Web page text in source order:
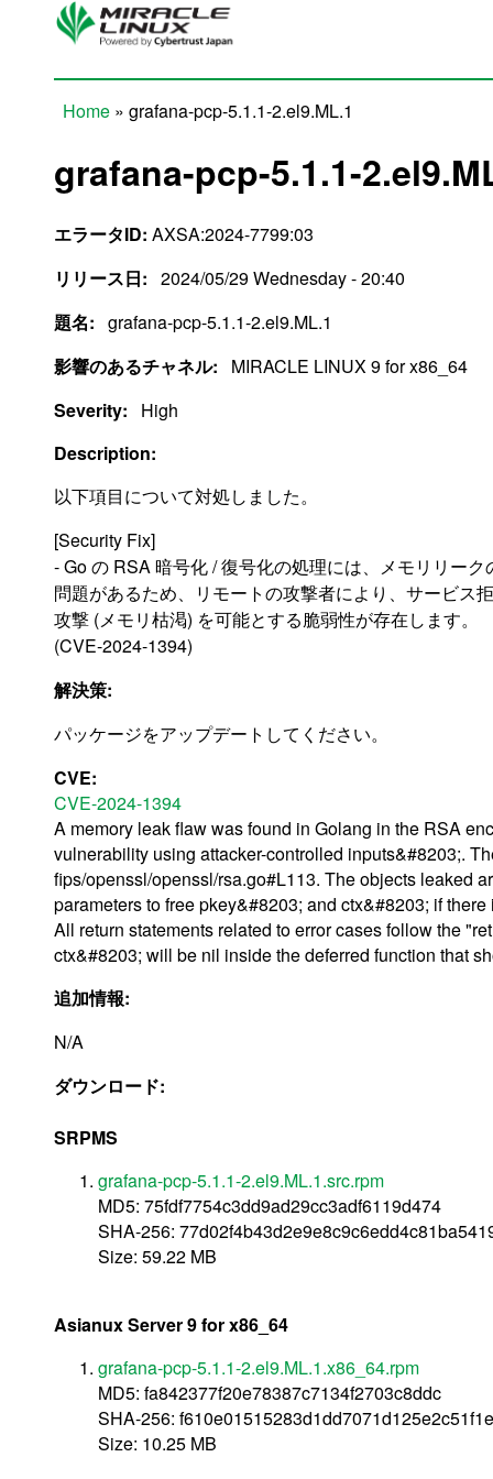
Skip to main content
Home » grafana-pcp-5.1.1-2.el9.ML.1
grafana-pcp-5.1.1-
エラータID: AXSA:2024-7799:03
リリース日: 2024/05/29 Wednesday - 20:40
題名: grafana-pcp-5.1.1-2.el9.ML.1
影響のあるチャネル:
MIRACLE LINUX 9 for x86_64
Severity:
High
Description:
以下項目について対処しました。
[Security Fix]
- Go の RSA 暗号化 / 復号化の処理には、メモリリーク
問題があるため、リモートの攻撃者により、サービス
攻撃 (メモリ枯渇) を可能とする脆弱性が存在します。
(CVE-2024-1394)
解決策:
パッケージをアップデートしてください。
CVE:
CVE-2024-1394
A memory leak flaw was found in Golang in the RSA
vulnerability using attacker-controlled inputs&#8203;.
fips/openssl/openssl/rsa.go#L113. The objects leaked
parameters to free pkey&#8203; and ctx&#8203; if
All return statements related to error cases follow the
ctx&#8203; will be nil inside the deferred function that
追加情報:
N/A
ダウンロード:
SRPMS
grafana-pcp-5.1.1-2.el9.ML.1.src.rpm
MD5: 75fdf7754c3dd9ad29cc3adf6119d474
SHA-256:
Size: 59.22 MB
Asianux Server 9 for x86_64
grafana-pcp-5.1.1-2.el9.ML.1.x86_64.rpm
MD5: fa842377f20e78387c7134f2703c8ddc
SHA-256:
Size: 10.25 MB